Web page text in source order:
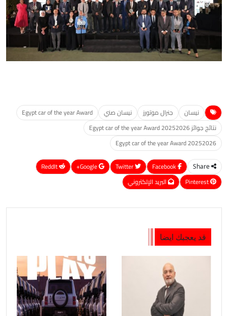
نيسان جنرال موتورز نيسان صني
Egypt car of the year Award
نتائج جوائز Egypt car of the year Award 20252026
Egypt car of the year Award 20252026
Share
Google+
ReddIt
Pinterest
البريد الإلكتروني
قد يعجبك ايضا